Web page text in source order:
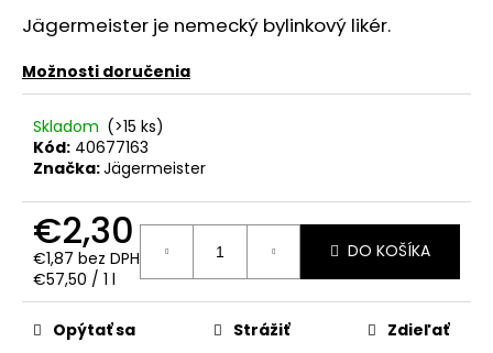
hviezdičiek.
Jägermeister je nemecký bylinkový likér.
Možnosti doručenia
Skladom (>15 ks)
Kód: 40677163
Značka:Jägermeister
€2,30
€1,87 bez DPH
Jednotková
cena:
€57,50 / 1 l
DO KOŠÍKA
Opýtať sa Strážiť Zdieľať
o
r
ú
č
a
m
e
VODKA
WITH
SILVER
PREMIUM
CHAMPION
GOLD
BALL